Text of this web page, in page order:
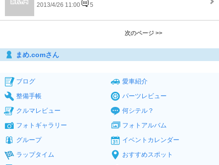
2013/4/26 11:00 5
次のページ >>
まめ.comさん
ブログ
愛車紹介
整備手帳
パーツレビュー
クルマレビュー
何シテル？
フォトギャラリー
フォトアルバム
グループ
イベントカレンダー
ラップタイム
おすすめスポット